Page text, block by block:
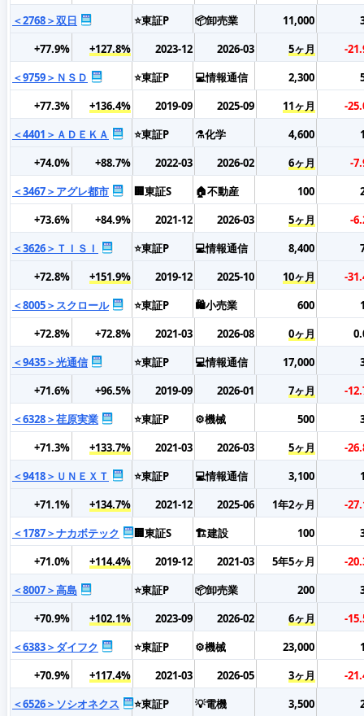
＜2768＞双日
⭐東証P 📦卸売業 11,000
+77.9%
+127.8% 2023-12 2026-03 5ヶ月
-
＜9759＞ＮＳＤ
⭐東証P 💻情報通信 2,300
+77.3%
+136.4% 2019-09 2025-09 11ヶ月
-
＜4401＞ＡＤＥＫＡ
⭐東証P ⚗️化学 4,600
+74.0%
+88.7% 2022-03 2026-02 6ヶ月
-
＜3467＞アグレ都市
🏢東証S 🏠不動産 100
+73.6%
+84.9% 2021-12 2026-03 5ヶ月
-
＜3626＞ＴＩＳＩ
⭐東証P 💻情報通信 8,400
+72.8%
+151.9% 2019-12 2025-10 10ヶ月
-
＜8005＞スクロール
⭐東証P 🛍️小売業 600
+72.8%
+72.8% 2021-03 2026-08 0ヶ月
＜9435＞光通信
⭐東証P 💻情報通信 17,000
+71.6%
+96.5% 2019-09 2026-01 7ヶ月
-
＜6328＞荏原実業
⭐東証P ⚙️機械 500
+71.3%
+133.7% 2021-03 2026-03 5ヶ月
-
＜9418＞ＵＮＥＸＴ
⭐東証P 💻情報通信 3,100
+71.1%
+134.7% 2021-12 2025-06 1年2ヶ月
-
＜1787＞ナカボテック
🏢東証S 🏗️建設 100
+71.0%
+114.4% 2019-12 2021-03 5年5ヶ月
-
＜8007＞高島
⭐東証P 📦卸売業 200
+70.9%
+102.1% 2023-09 2026-02 6ヶ月
-
＜6383＞ダイフク
⭐東証P ⚙️機械 23,000
+70.9%
+117.4% 2021-03 2026-05 3ヶ月
-
＜6526＞ソシオネクス
⭐東証P 💡電機 3,500